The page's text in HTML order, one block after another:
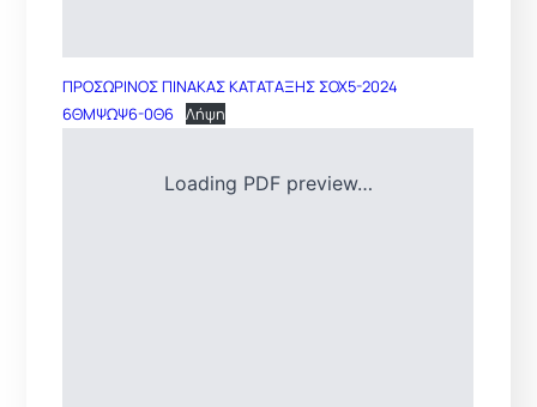
ΠΡΟΣΩΡΙΝΟΣ ΠΙΝΑΚΑΣ ΚΑΤΑΤΑΞΗΣ ΣΟΧ5-2024
6ΘΜΨΩΨ6-0Θ6
Λήψη